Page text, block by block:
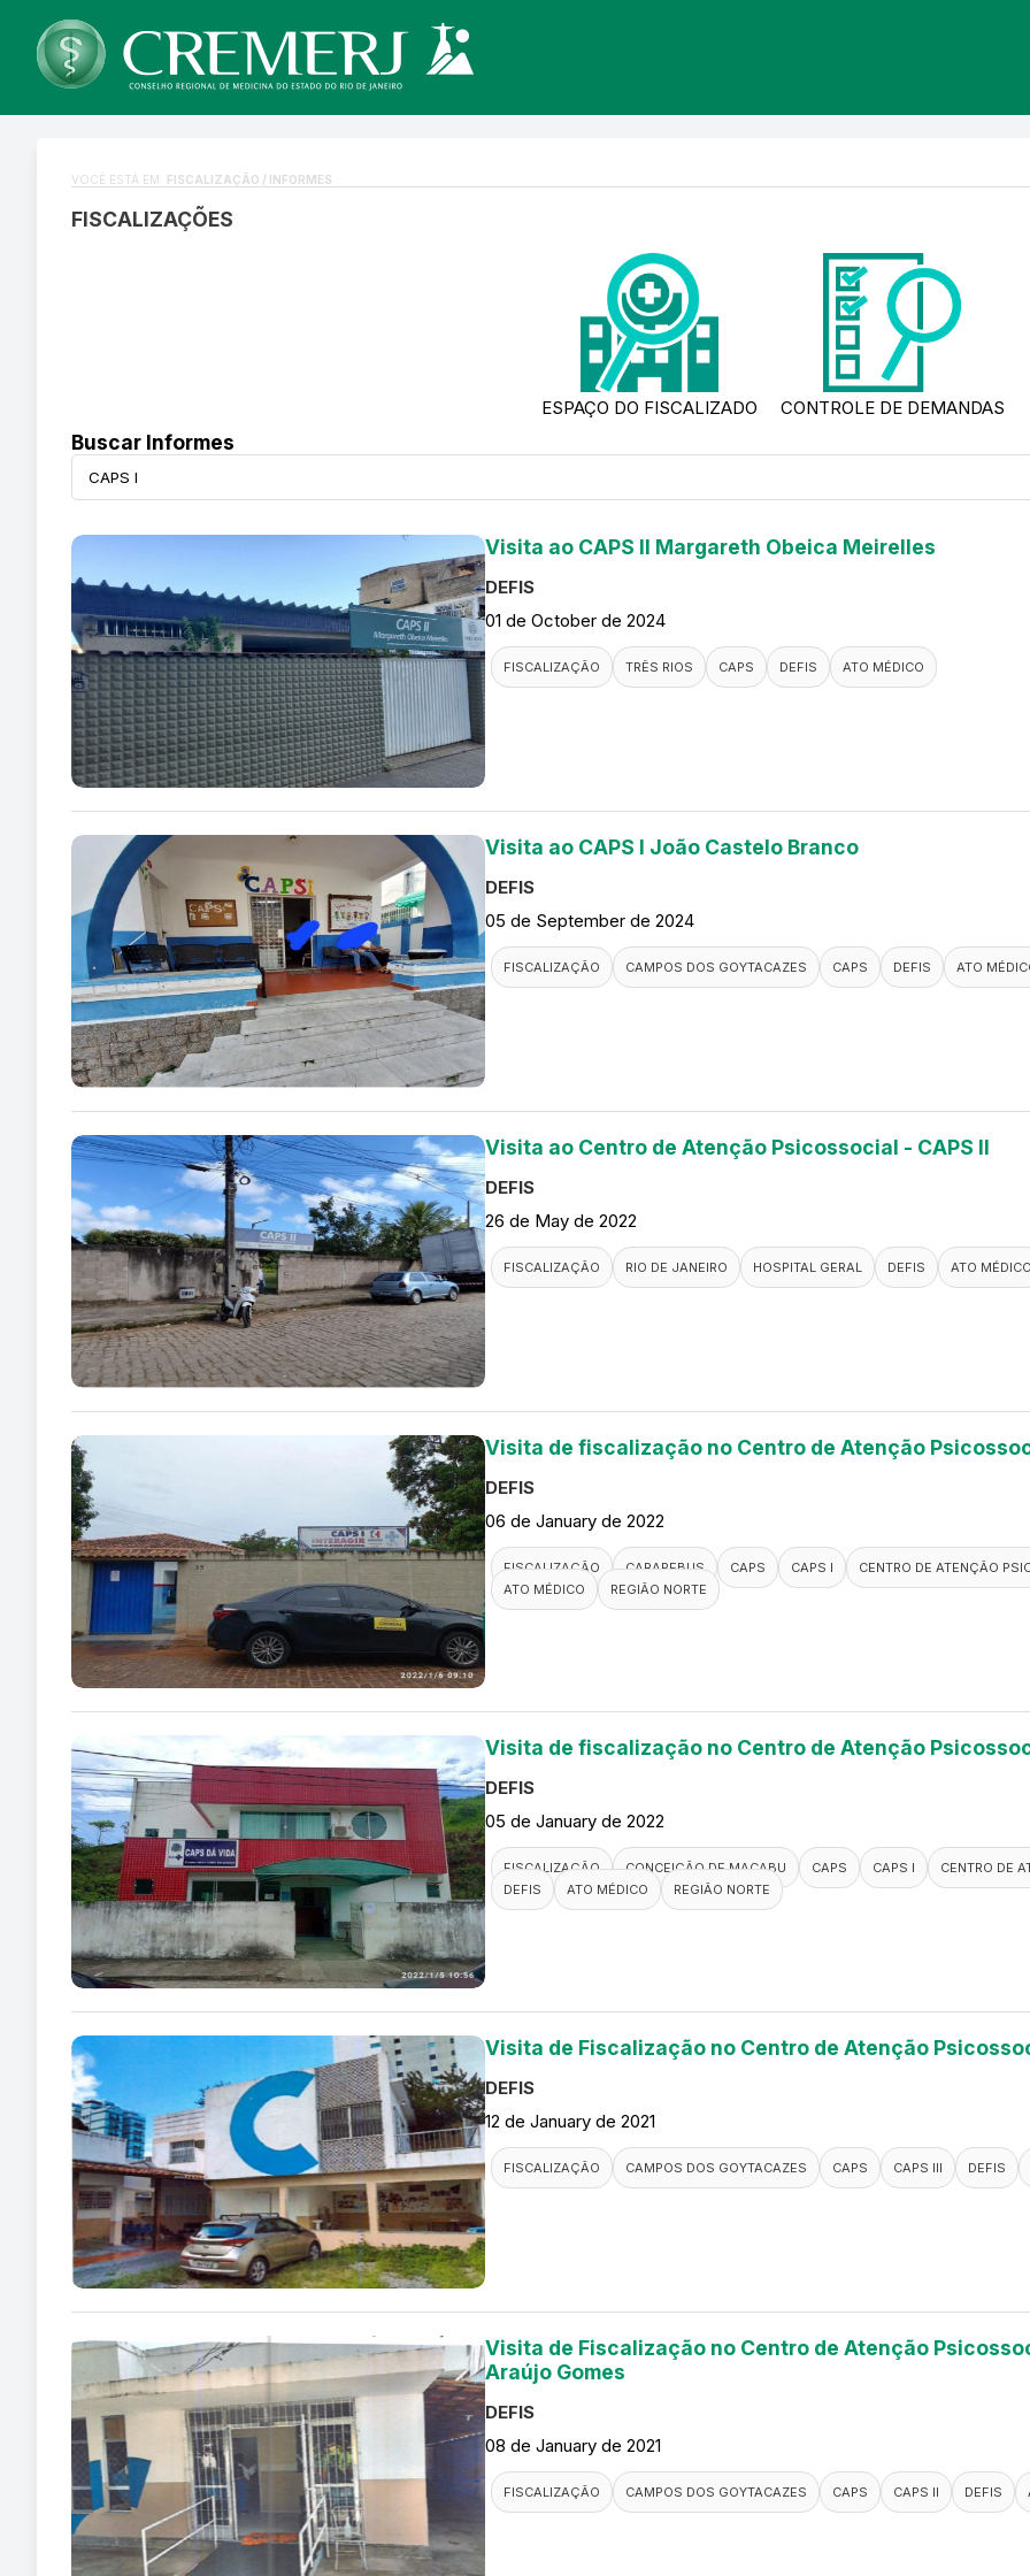
VOCÊ ESTÁ EM: FISCALIZAÇÃO / INFORMES
FISCALIZAÇÕES
ESPAÇO DO FISCALIZADO CONTROLE DE DEMANDAS
Buscar Informes
Visita ao CAPS II Margareth Obeica Meirelles
DEFIS
01 de October de 2024
FISCALIZAÇÃO TRÊS RIOS CAPS DEFIS ATO MÉDICO
Visita ao CAPS I João Castelo Branco
DEFIS
05 de September de 2024
FISCALIZAÇÃO CAMPOS DOS GOYTACAZES CAPS DEFIS ATO
Visita ao Centro de Atenção Psicossocial - CAPS II
DEFIS
26 de May de 2022
FISCALIZAÇÃO RIO DE JANEIRO HOSPITAL GERAL DEFIS ATO
Visita de fiscalização no Centro de Atenção
DEFIS
06 de January de 2022
FISCALIZAÇÃO CARAPEBUS CAPS CAPS I
CENTRO DE ATENÇÃO
ATO MÉDICO
REGIÃO NORTE
Visita de fiscalização no Centro de Atenção
DEFIS
05 de January de 2022
FISCALIZAÇÃO CONCEIÇÃO DE MACABU CAPS CAPS I
CENTRO DE
DEFIS
ATO MÉDICO REGIÃO NORTE
Visita de Fiscalização no Centro de Atenção
DEFIS
12 de January de 2021
FISCALIZAÇÃO CAMPOS DOS GOYTACAZES CAPS CAPS III DEFIS
Visita de Fiscalização no Centro de Atenção
Araújo Gomes
DEFIS
08 de January de 2021
FISCALIZAÇÃO CAMPOS DOS GOYTACAZES CAPS CAPS II DEFIS